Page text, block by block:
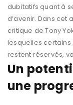
dubitatifs quant à
d’avenir. Dans cet
critique de Tony
lesquelles
restent réservés,
Un
une